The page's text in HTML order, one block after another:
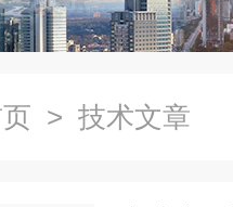
> 技术文章